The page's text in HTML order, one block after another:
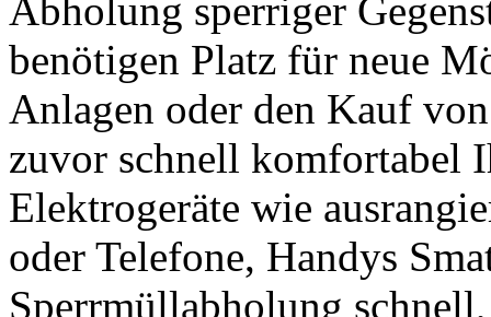
Abholung sperriger
benötigen Platz für neue
Anlagen oder den Kauf
zuvor schnell komfortabel
Elektrogeräte wie
oder Telefone, Handys
Sperrmüllabholung